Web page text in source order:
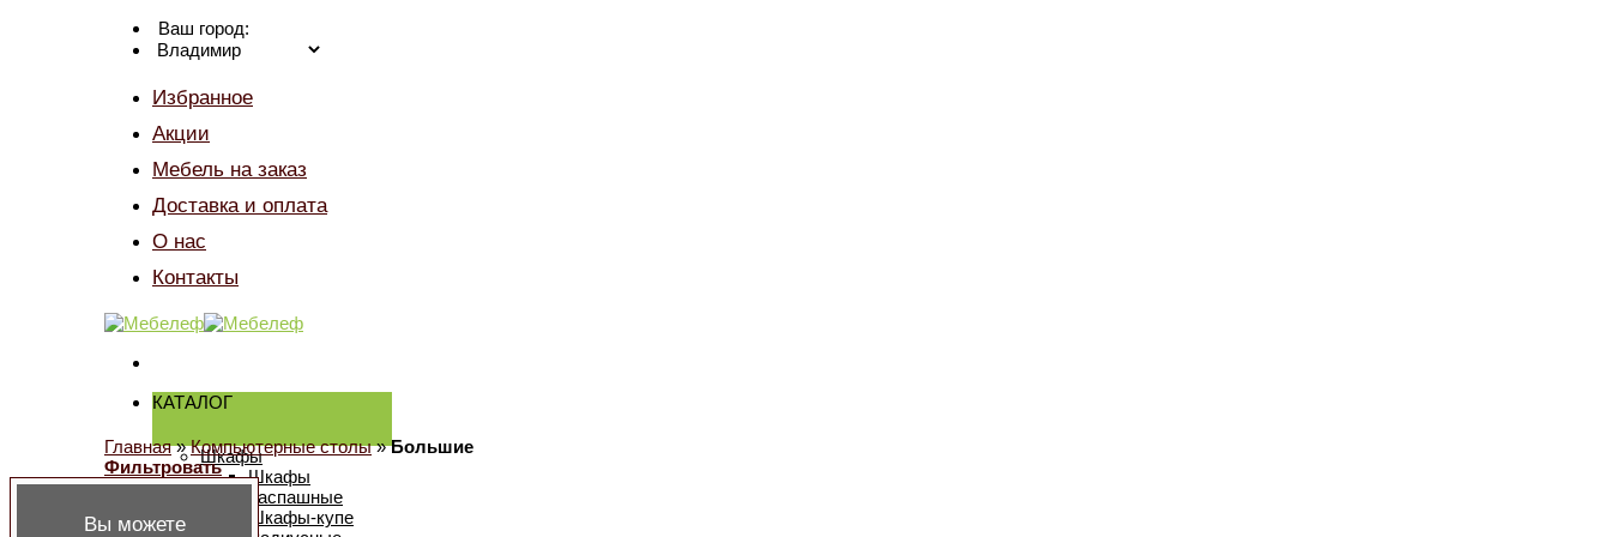
Ваш город:
Избранное
Акции
Мебель на заказ
Доставка и оплата
О нас
Контакты
КАТАЛОГ
Шкафы
Шкафы
распашные
Шкафы-купе
Главная » Компьютерные столы » Большие
Фильтровать
Вы можете